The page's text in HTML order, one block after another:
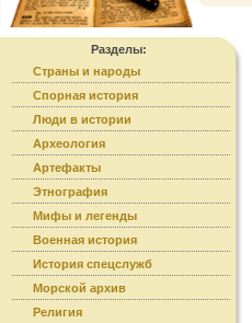
Разделы:
Страны и народы
Спорная история
Люди в истории
Археология
Артефакты
Этнография
Мифы и легенды
Военная история
История спецслужб
Морской архив
Религия